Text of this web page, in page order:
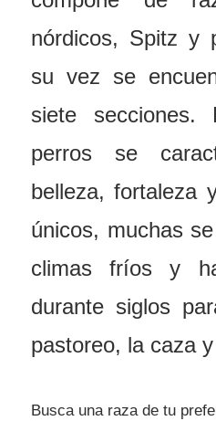
nórdicos, Spitz y
su vez se
siete secciones.
perros se
belleza, fortaleza
únicos, muchas
climas fríos y
durante siglos
pastoreo, la caza
Busca una raza de tu